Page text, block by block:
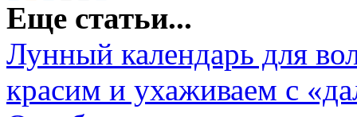
Еще статьи...
Лунный календарь для
красим и ухаживаем с